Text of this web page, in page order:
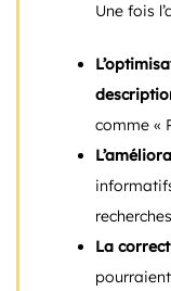
Une fois
comme «
La